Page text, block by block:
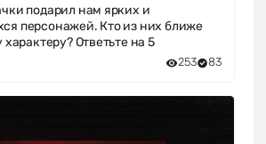
подарил нам ярких и
персонажей. Кто из них ближе
Ответьте на 5
253 83